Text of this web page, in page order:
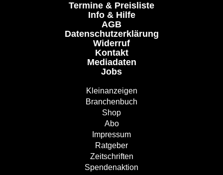
Termine & Preisliste
Info & Hilfe
AGB
Datenschutzerklärung
Widerruf
Kontakt
Mediadaten
Jobs
Kleinanzeigen
Branchenbuch
Shop
Abo
Impressum
Ratgeber
Zeitschriften
Spendenaktion